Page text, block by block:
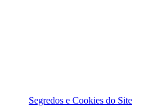
Segredos e Cookies do Site